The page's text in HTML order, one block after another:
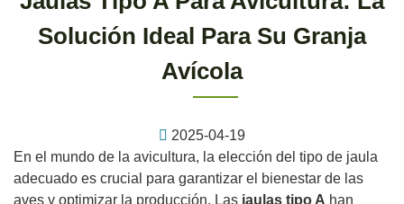
Solución Ideal Para Su Granja
Avícola
2025-04-19
En el mundo de la avicultura, la elección del tipo de jaula
adecuado es crucial para garantizar el bienestar de las
aves y optimizar la producción. Las jaulas tipo A han